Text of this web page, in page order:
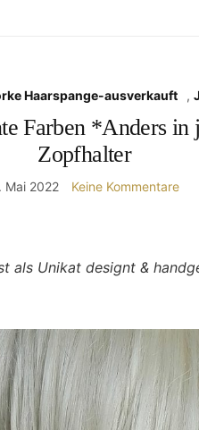
Haarspange-ausverkauft ,
Farben *Anders
Zopfhalter
Mai 2022 Keine Kommentare
als Unikat designt &